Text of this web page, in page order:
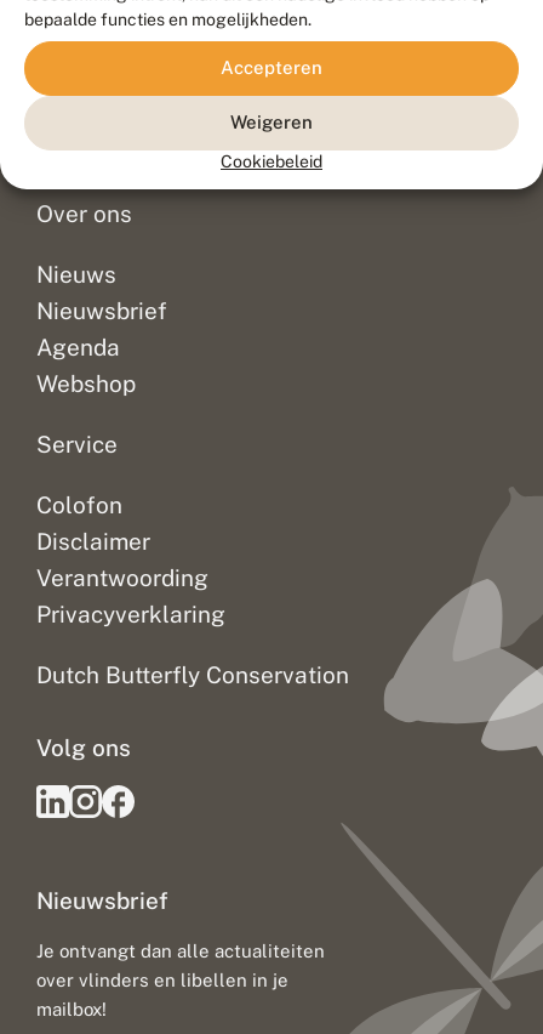
bepaalde functies en mogelijkheden.
Accepteren
Weigeren
Cookiebeleid
Contact
Veelgestelde vragen
Doneer
Over ons
Nieuws
Nieuwsbrief
Agenda
Webshop
Service
Colofon
Disclaimer
Verantwoording
Privacyverklaring
Dutch Butterfly Conservation
Nieuwsbrief
Je ontvangt dan alle actualiteiten
over vlinders en libellen in je
mailbox!
Volg ons
Privacy
Disclaimer
Sitemap